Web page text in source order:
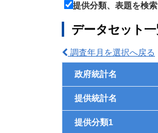
提供分類、表題を検索
データセット
調査年月を選択へ戻る
政府統計名
提供統計名
提供分類1